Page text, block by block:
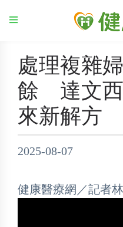
處理複雜
餘 達文西
來新解方
2025-08-07
健康醫療網／記者